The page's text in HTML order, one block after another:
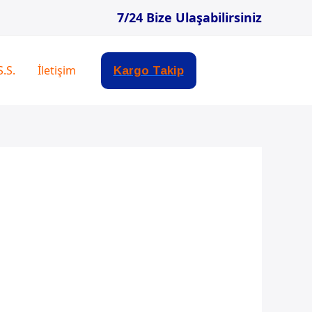
7/24 Bize Ulaşabilirsiniz
İletişim Kargo Takip